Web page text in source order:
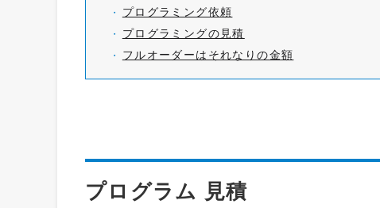
プログラミング依頼
プログラミングの見積
フルオーダーはそれなりの金額
プログラム 見積